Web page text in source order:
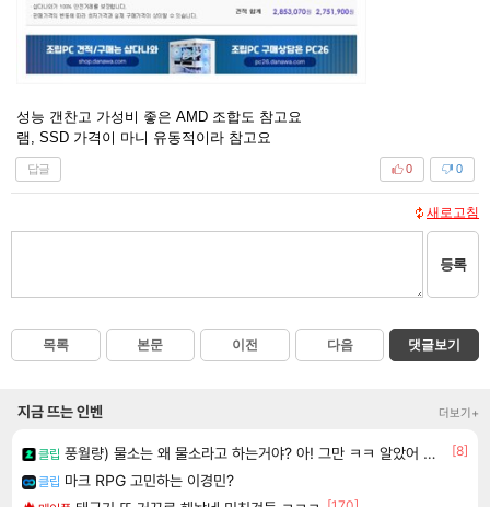
성능 갠찬고 가성비 좋은 AMD 조합도 참고요
램, SSD 가격이 마니 유동적이라 참고요
답글 0
0
새로고침
등록
목록 본문 이전 다음 댓글보기
지금 뜨는 인벤 더보기+
클립 풍월량) 물소는 왜 물소라고 하는거야? 아! 그만 ㅋㅋ 알았어 ㅋㅋ
[8]
클립 마크 RPG 고민하는 이경민?